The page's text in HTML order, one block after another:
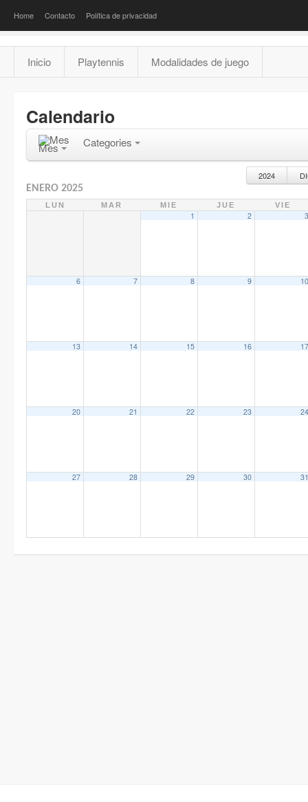
Home Contacto Política de privacidad
Inicio Playtennis Modalidades de juego
Calendario
Mes Categories
ENERO 2025
2024
LUN MAR MIE JUE VIE
1 2 3
6 7 8 9 10
13 14 15 16 17
20 21 22 23 24
27 28 29 30 31